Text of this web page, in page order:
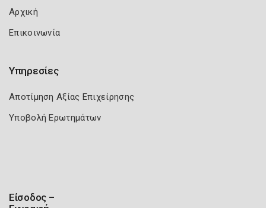
Αρχική
Επικοινωνία
Υπηρεσίες
Αποτίμηση Αξίας Επιχείρησης
Υποβολή Ερωτημάτων
Είσοδος –